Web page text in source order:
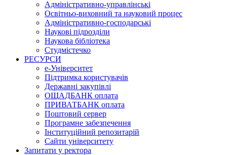
Адміністративно-управлінські
Освітньо-виховний та науковий процес
Адміністративно-господарські
Наукові підрозділи
Наукова бібліотека
Студмістечко
РЕСУРСИ
е-Університет
Підтримка користувачів
Державні закупівлі
ОЩАДБАНК оплата
ПРИВАТБАНК оплата
Поштовий сервер
Програмне забезпечення
Інституційний репозитарій
Сайти університету
Запитати у ректора